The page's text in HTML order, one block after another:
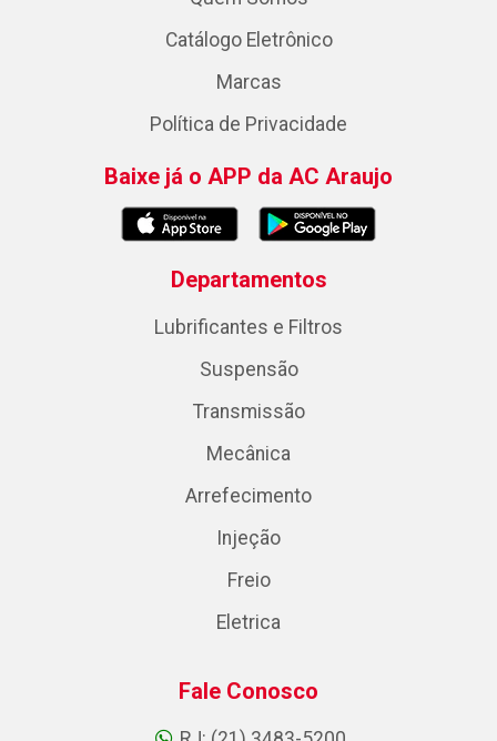
Catálogo Eletrônico
Marcas
Política de Privacidade
Baixe já o APP da AC Araujo
Departamentos
Lubrificantes e Filtros
Suspensão
Transmissão
Mecânica
Arrefecimento
Injeção
Freio
Eletrica
Fale Conosco